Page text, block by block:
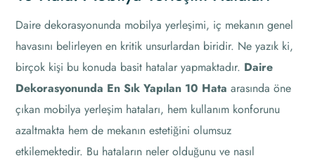
Daire dekorasyonunda mobilya yerleşimi, iç mekanın genel
havasını belirleyen en kritik unsurlardan biridir. Ne yazık ki,
birçok kişi bu konuda basit hatalar yapmaktadır. Daire
Dekorasyonunda En Sık Yapılan 10 Hata arasında öne
çıkan mobilya yerleşim hataları, hem kullanım konforunu
azaltmakta hem de mekanın estetiğini olumsuz
etkilemektedir. Bu hataların neler olduğunu ve nasıl